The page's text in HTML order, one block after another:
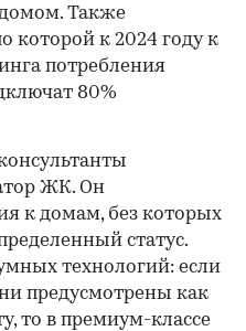
Также
которой к 2024 году к
потребления
80%
ЖК. Он
к домам, без которых
статус.
технологий: если
предусмотрены как
то в премиум-классе